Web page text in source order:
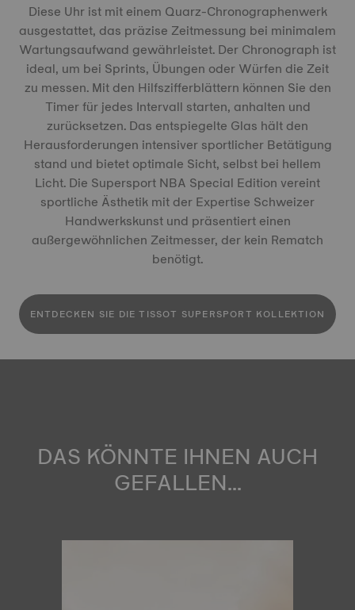
Diese Uhr ist mit einem Quarz-Chronographenwerk
ausgestattet, das präzise Zeitmessung bei minimalem
Wartungsaufwand gewährleistet. Der Chronograph ist
ideal, um bei Sprints, Übungen oder Würfen die Zeit
zu messen. Mit den Hilfszifferblättern können Sie den
Timer für jedes Intervall starten, anhalten und
zurücksetzen. Das entspiegelte Glas hält den
Herausforderungen intensiver sportlicher Betätigung
stand und bietet optimale Sicht, selbst bei hellem
Licht. Die Supersport NBA Special Edition vereint
sportliche Ästhetik mit der Expertise Schweizer
Handwerkskunst und präsentiert einen
außergewöhnlichen Zeitmesser, der kein Rematch
benötigt.
ENTDECKEN SIE DIE TISSOT SUPERSPORT KOLLEKTION
DAS KÖNNTE IHNEN AUCH
GEFALLEN...